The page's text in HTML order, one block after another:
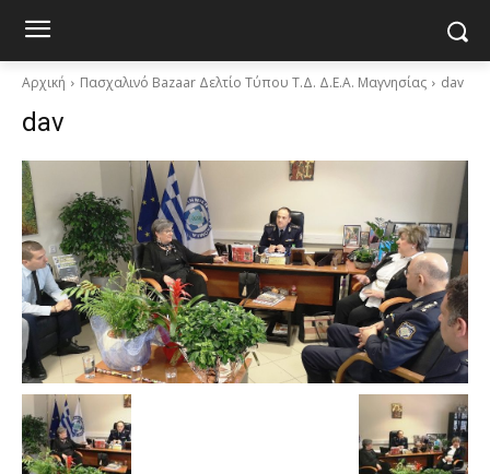
Αρχική Πασχαλινό Bazaar Δελτίο Τύπου Τ.Δ. Δ.Ε.Α. Μαγνησίας dav
dav